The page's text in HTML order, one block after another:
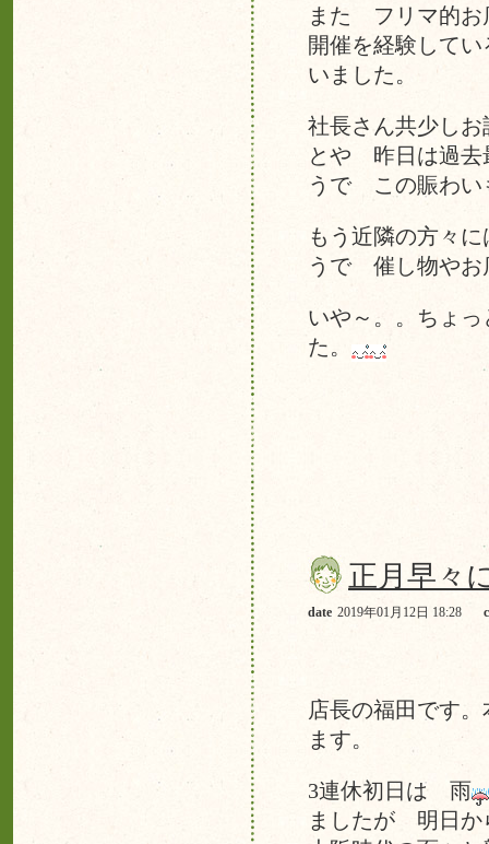
また フリマ的
開催を経験して
いました。
社長さん共少し
とや 昨日は過去
うで この賑わい
もう近隣の方々
うで 催し物やお
いや～。。ちょ
た。
正月早々
date 2019年01月12日 18:28
店長の福田です
ます。
3連休初日は 雨
ましたが 明日か